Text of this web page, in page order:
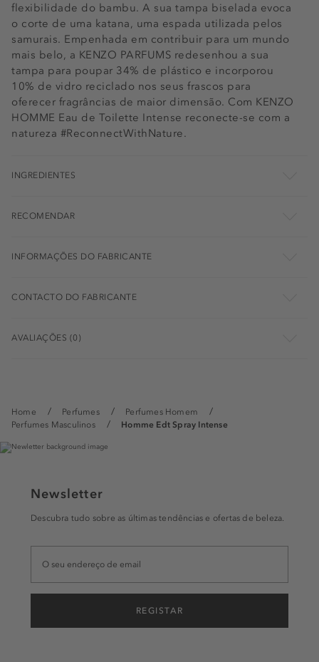
Home Perfumes
Perfumes Homem
Perfumes Masculinos
Homme Edt Spray Intense
flexibilidade do bambu. A sua tampa biselada evoca
o corte de uma katana, uma espada utilizada pelos
samurais. Empenhada em contribuir para um mundo
mais belo, a KENZO PARFUMS redesenhou a sua
tampa para poupar 34% de plástico e incorporou
10% de vidro reciclado nos seus frascos para
oferecer fragrâncias de maior dimensão. Com KENZO
HOMME Eau de Toilette Intense reconecte-se com a
natureza #ReconnectWithNature.
INGREDIENTES
RECOMENDAR
INFORMAÇÕES DO FABRICANTE
CONTACTO DO FABRICANTE
AVALIAÇÕES (0)
Newsletter
Descubra tudo sobre as últimas tendências e ofertas de beleza.
REGISTAR